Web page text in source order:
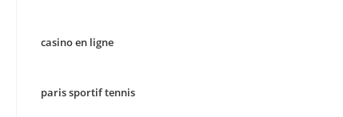
casino en ligne
paris sportif tennis